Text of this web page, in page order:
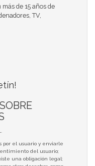
de 15 años de
TV,
por el usuario y enviarle
del usuario;
una obligación legal;